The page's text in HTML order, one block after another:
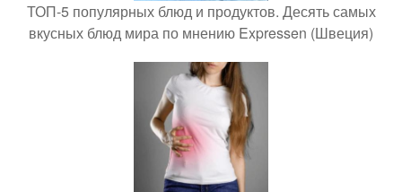
ТОП-5 популярных блюд и продуктов. Десять самых
вкусных блюд мира по мнению Expressen (Швеция)